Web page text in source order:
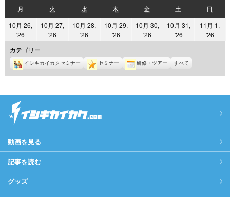
月
曜
日
火
曜
日
水水
曜
日
木
曜
日
金金
曜
日
土
曜
日
日
曜
日
10月 26,
'26
年
10
月
26
10月 27,
'26
10
月
27
10月 28,
'26
10
月
28
10月 29,
'262026
10
月
29
10月 30,
'262026
10
月
30
10月 31,
'262026
10
月
31
11月 1,
'262026
1
カテゴリー
イシキカイカクセミナー セミナー 研修・ツアー すべて
動画を見る
記事を読む
グッズ